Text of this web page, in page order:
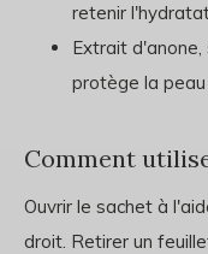
retenir
Extrait
protège la
Comment
Ouvrir le sachet à
droit. Retirer un